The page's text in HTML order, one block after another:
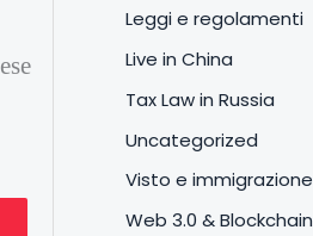
Leggi e regolamenti
Live in China
Tax Law in Russia
Uncategorized
Visto e immigrazione
Web 3.0 & Blockchain